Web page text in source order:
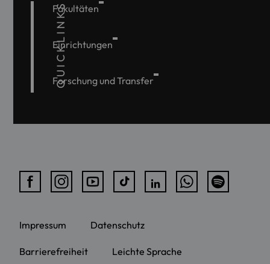
QUICKLINKS
Fakultäten
Einrichtungen
Forschung und Transfer
Impressum Datenschutz
Barrierefreiheit Leichte Sprache